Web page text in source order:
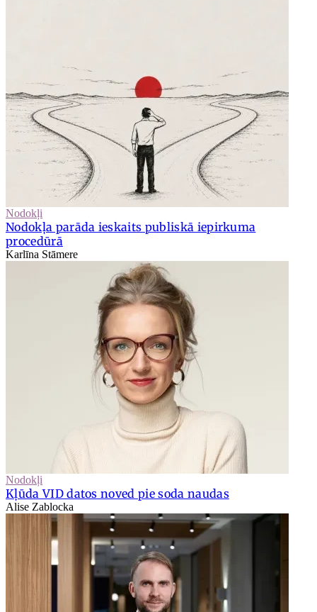
Nodokļi
Nodokļa parāda ieskaits publiskā iepirkuma
procedūrā
Karlīna Stāmere
Nodokļi
Kļūda VID datos noved pie soda naudas
Alise Zablocka